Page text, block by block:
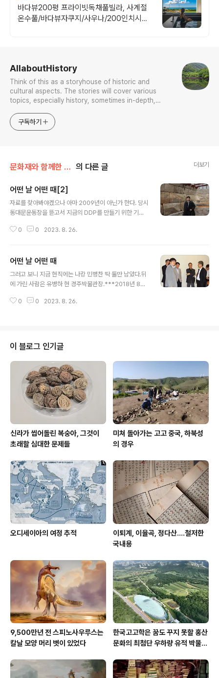
한정 수영장 포함
바다뷰200평 프라이빗독채풀빌라, 사계절
온수풀/바다뷰자쿠지/사우나/200인치시네
AllaboutHistory
Think of this as a storyhouse of historic and
cultural aspects. The stories will cover various
topics, especially history, sometimes in-depth,
approach will be to resist any common sense or
generalized viewpoint
구독하기
문화재와 함께한 나날들 의 다른 글 더보기
어떤 날 어떤 때[2]
자료를 찾아봐야겠으나 아마 2009년이 아닌가 한다. 당시
동대문운동장을 뜯고서 지금의 DDP를 만들기 위한 기초
인가가 동대문운동장을 발굴을 했더랬다. 그 자리서 이간
조선일보 기자 유석재랑 함께
0 0 2023. 8. 26.
어떤 날 어떤 때
그러고 보니 지금 현직에는 나캉 민병찬 딱 둘만 남았다.뒤
에 가린 사람은 유병하 현 경주박물관장.***2018년 8월
**이젠 현역 그 자리에는 아무도 안 남았다. 오직 동아 이
0 0 2023. 8. 26.
이 블로그 인기글
신라가 씹어돌린 복숭아, 그것이
초래할 심대한 문제들
미쳐 돌아가는 고고 중국, 하북성
의 경우
오디세이아의 여정 추적
이퇴계, 이율곡, 정다산....철저한
국내용
9,500만년 전 스피노사우루스는
칼날 모양 머리 볏이 있었다
한국고고학은 꿈도 꾸지 못할 홍산
문화의 최첨단 우하량 유적 박물관